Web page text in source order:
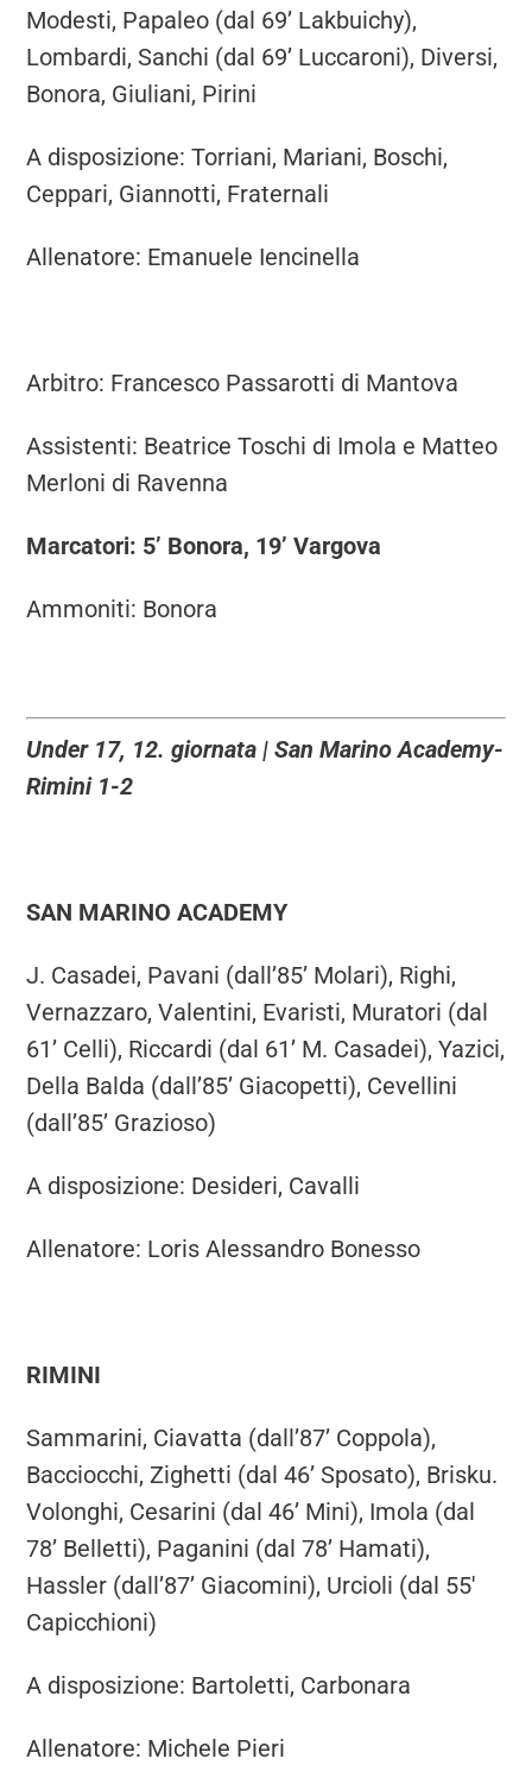
Modesti, Papaleo (dal 69’ Lakbuichy),
Lombardi, Sanchi (dal 69’ Luccaroni), Diversi,
Bonora, Giuliani, Pirini
A disposizione: Torriani, Mariani, Boschi,
Ceppari, Giannotti, Fraternali
Allenatore: Emanuele Iencinella
Arbitro: Francesco Passarotti di Mantova
Assistenti: Beatrice Toschi di Imola e Matteo
Merloni di Ravenna
Marcatori: 5’ Bonora, 19’ Vargova
Ammoniti: Bonora
Under 17, 12. giornata | San Marino Academy-
Rimini 1-2
SAN MARINO ACADEMY
J. Casadei, Pavani (dall’85’ Molari), Righi,
Vernazzaro, Valentini, Evaristi, Muratori (dal
61’ Celli), Riccardi (dal 61’ M. Casadei), Yazici,
Della Balda (dall’85’ Giacopetti), Cevellini
(dall’85’ Grazioso)
A disposizione: Desideri, Cavalli
Allenatore: Loris Alessandro Bonesso
RIMINI
Sammarini, Ciavatta (dall’87’ Coppola),
Bacciocchi, Zighetti (dal 46’ Sposato), Brisku.
Volonghi, Cesarini (dal 46’ Mini), Imola (dal
78’ Belletti), Paganini (dal 78’ Hamati),
Hassler (dall’87’ Giacomini), Urcioli (dal 55′
Capicchioni)
A disposizione: Bartoletti, Carbonara
Allenatore: Michele Pieri